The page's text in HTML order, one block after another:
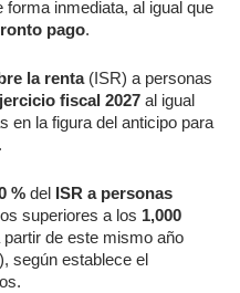
forma inmediata, al igual que
pago.
la renta(ISR) a personas
fiscal 2027al igual
en la figura del anticipo para
%del ISR a personas
superiores a los 1,000
de este mismo año
según establece el